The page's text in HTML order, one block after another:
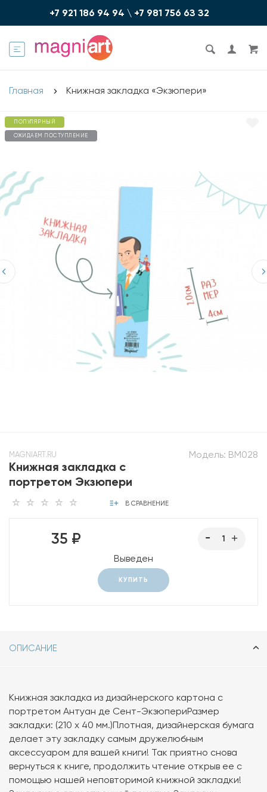
+7 921 186 94 94 \ +7 981 756 6З З2
Главная Книжная закладка «Экзюпери»
ПОПУЛЯРНЫЙ
ОЖИДАЕМ ПОСТУПЛЕНИЕ
Модель: BM028
MAGNIART.RU
Книжная закладка с
портретом Экзюпери
В СРАВНЕНИЕ
35 ₽
Выведен
КУПИТЬ
ОПИСАНИЕ
Книжная закладка из дизайнерского картона с
портретом Антуан де Сент-ЭкзюпериРазмер
закладки: (210 х 40 мм.)Плотная, дизайнерская бумага
делает эту закладку самым дружелюбным
аксессуаром для вашей книги! Так приятно снова
вернуться к книге, продолжить чтение открыв ее с
помощью нашей неповторимой книжной закладки!